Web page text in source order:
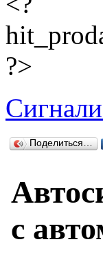
?>
Поделиться…
с